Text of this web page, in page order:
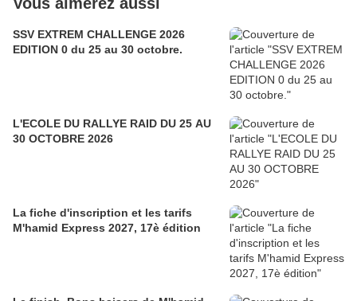
SSV EXTREM CHALLENGE 2026
EDITION 0 du 25 au 30 octobre.
L'ECOLE DU RALLYE RAID DU 25 AU
30 OCTOBRE 2026
La fiche d'inscription et les tarifs
M'hamid Express 2027, 17è édition